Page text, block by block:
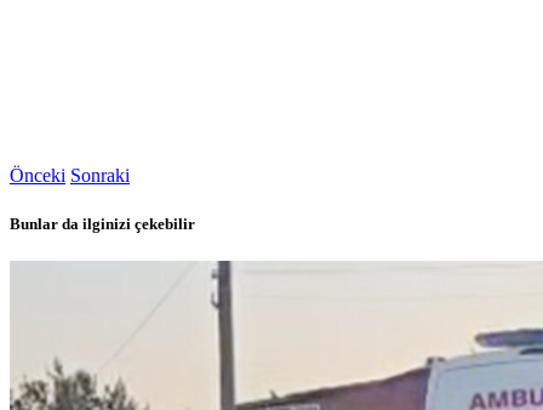
Önceki Sonraki
Bunlar da ilginizi çekebilir